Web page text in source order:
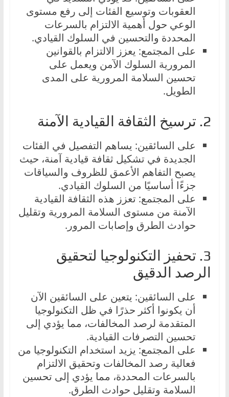
العقوبات وتوسيع الفئات إلى رفع مستوى
الوعي حول أهمية الالتزام بالسرعات
المحددة والتحسين في السلوك القيادي.
على المجتمع: يعزز الالتزام بالقوانين
المرورية السلوك الآمن ويعمل على
تحسين السلامة المرورية على المدى
الطويل.
2. ترسيخ الثقافة القيادية الآمنة
على السائقين: يساهم التفصيل في الفئات
الجديدة في تشكيل ثقافة قيادية آمنة، حيث
يصبح التفاهم الأعمق للظروف والسياقات
جزءًا أساسيًا من السلوك القيادي.
على المجتمع: تعزز هذه الثقافة القيادية
الآمنة من مستوى السلامة المرورية وتقليل
حوادث الطرق وإصابات المرور.
3. تحفيز التكنولوجيا لتحقيق
الرصد الدقيق
على السائقين: يتعين على السائقين الآن
أن يكونوا أكثر حذرًا في ظل التكنولوجيا
المتقدمة لرصد المخالفات، مما يؤدي إلى
تحسين التصرفات القيادية.
على المجتمع: يزيد استخدام التكنولوجيا من
فعالية رصد المخالفات وتحقيق الالتزام
بالسرعات المحددة، مما يؤدي إلى تحسين
السلامة وتقليل حوادث الطرق.